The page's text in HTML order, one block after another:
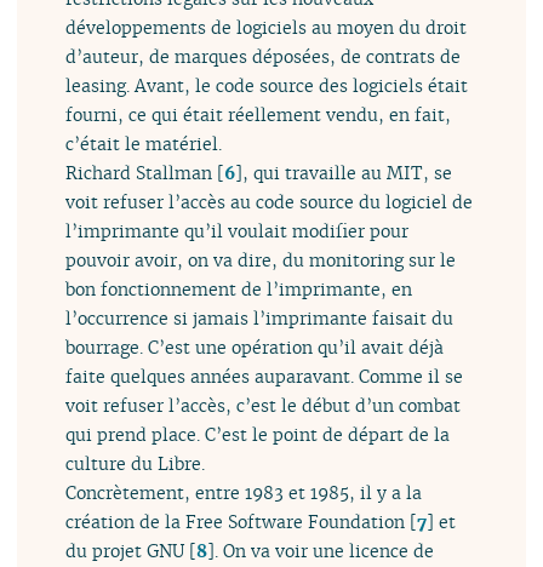
développements de logiciels au moyen du droit
d’auteur, de marques déposées, de contrats de
leasing. Avant, le code source des logiciels était
fourni, ce qui était réellement vendu, en fait,
c’était le matériel.
Richard Stallman [6], qui travaille au MIT, se
voit refuser l’accès au code source du logiciel de
l’imprimante qu’il voulait modifier pour
pouvoir avoir, on va dire, du monitoring sur le
bon fonctionnement de l’imprimante, en
l’occurrence si jamais l’imprimante faisait du
bourrage. C’est une opération qu’il avait déjà
faite quelques années auparavant. Comme il se
voit refuser l’accès, c’est le début d’un combat
qui prend place. C’est le point de départ de la
culture du Libre.
Concrètement, entre 1983 et 1985, il y a la
création de la Free Software Foundation [7] et
du projet GNU [8]. On va voir une licence de